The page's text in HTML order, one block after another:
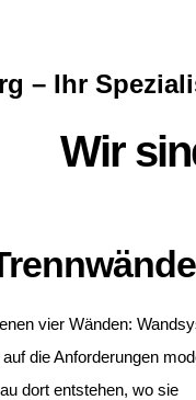
– Ihr
Wir
vier Wänden:
die Anforderungen
dort entstehen, wo sie